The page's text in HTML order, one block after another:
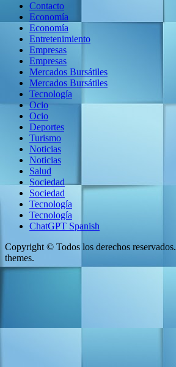
Contacto
Economía
Economía
Entretenimiento
Empresas
Empresas
Mercados Bursátiles
Mercados Bursátiles
Tecnología
Ocio
Ocio
Deportes
Turismo
Noticias
Noticias
Salud
Sociedad
Sociedad
Tecnología
Tecnología
ChatGPT Spanish
Copyright © Todos los derechos reservados.
themes.